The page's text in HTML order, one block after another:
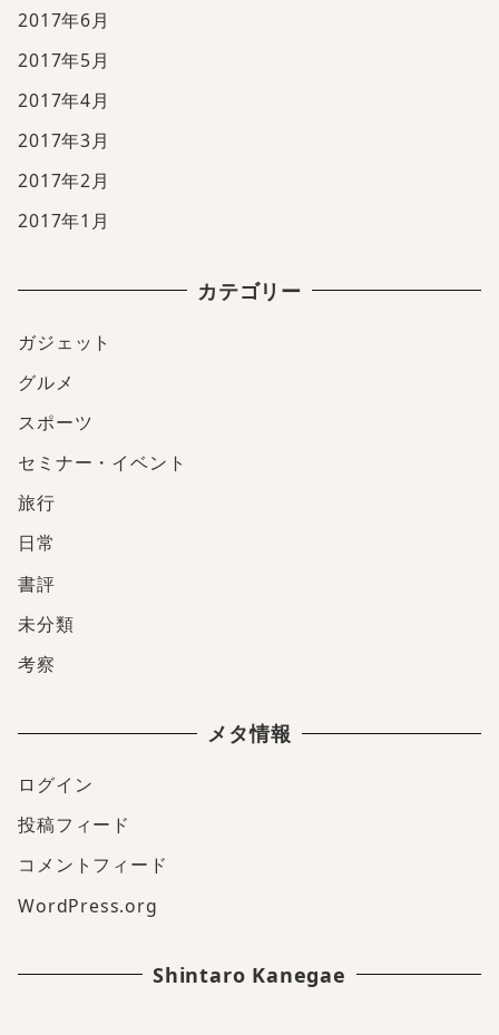
2017年6月
2017年5月
2017年4月
2017年3月
2017年2月
2017年1月
カテゴリー
ガジェット
グルメ
スポーツ
セミナー・イベント
旅行
日常
書評
未分類
考察
メタ情報
ログイン
投稿フィード
コメントフィード
WordPress.org
Shintaro Kanegae